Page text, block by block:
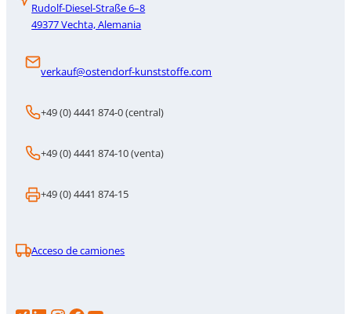
Rudolf-Diesel-Straße 6–8
49377 Vechta, Alemania
verkauf@ostendorf-kunststoffe.com
+49 (0) 4441 874-0 (central)
+49 (0) 4441 874-10 (venta)
+49 (0) 4441 874-15
Acceso de camiones